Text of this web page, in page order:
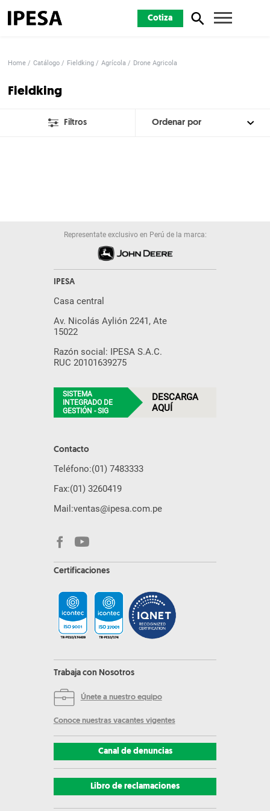
Cotiza
Home Catálogo Fieldking Agrícola Drone Agricola
Fieldking
Filtros
Representate exclusivo en Perú de la marca:
IPESA
Casa central
Av. Nicolás Aylión 2241, Ate
15022
Razón social: IPESA S.A.C.
RUC 20101639275
SISTEMA
INTEGRADO DE
GESTIÓN - SIG
DESCARGA
AQUÍ
Contacto
Teléfono:(01) 7483333
Fax:(01) 3260419
Mail:ventas@ipesa.com.pe
Certificaciones
Trabaja con Nosotros
Únete a nuestro equipo
Conoce nuestras vacantes vigentes
Canal de denuncias
Libro de reclamaciones